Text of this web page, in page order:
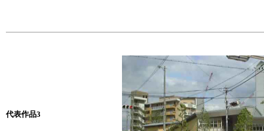
代表作品3